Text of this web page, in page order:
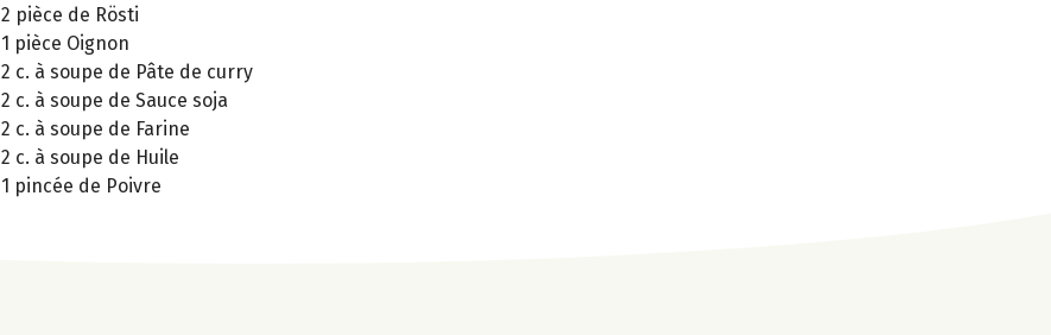
2 pièce de Rösti
1 pièce Oignon
2 c. à soupe de Pâte de curry
2 c. à soupe de Sauce soja
2 c. à soupe de Farine
2 c. à soupe de Huile
1 pincée de Poivre